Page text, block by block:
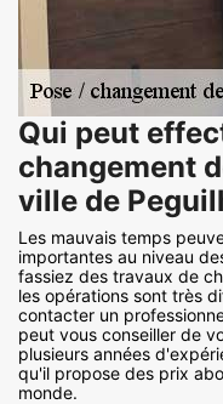
Qui peut
changement
ville de
Les mauvais temps
importantes au niveau
fassiez des travaux de
les opérations sont très
contacter un
peut vous conseiller de
plusieurs années
qu'il propose des prix
monde.